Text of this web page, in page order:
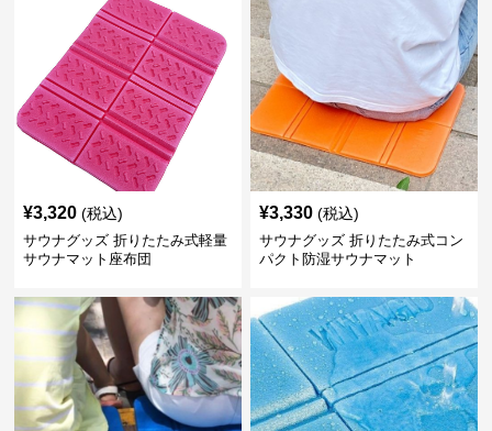
¥3,320 (税込)
サウナグッズ 折りたたみ式軽量
サウナマット座布団
¥3,330 (税込)
サウナグッズ 折りたたみ式コン
パクト防湿サウナマット